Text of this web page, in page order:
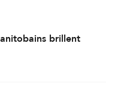
brillent